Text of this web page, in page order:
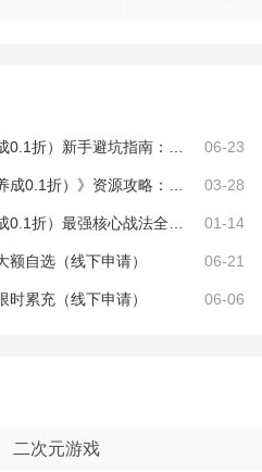
06-23
03-28
01-14
额自选（线下申请） 06-21
时累充（线下申请） 06-06
二次元游戏